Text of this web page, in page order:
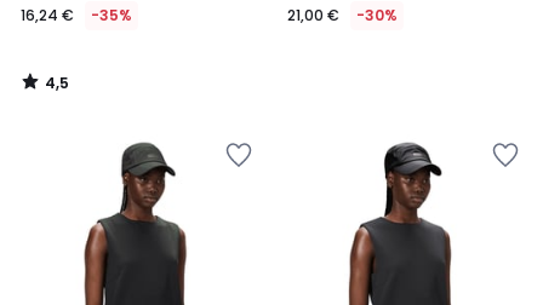
16,24 € -35%
4,5
/
21,00 € -30%